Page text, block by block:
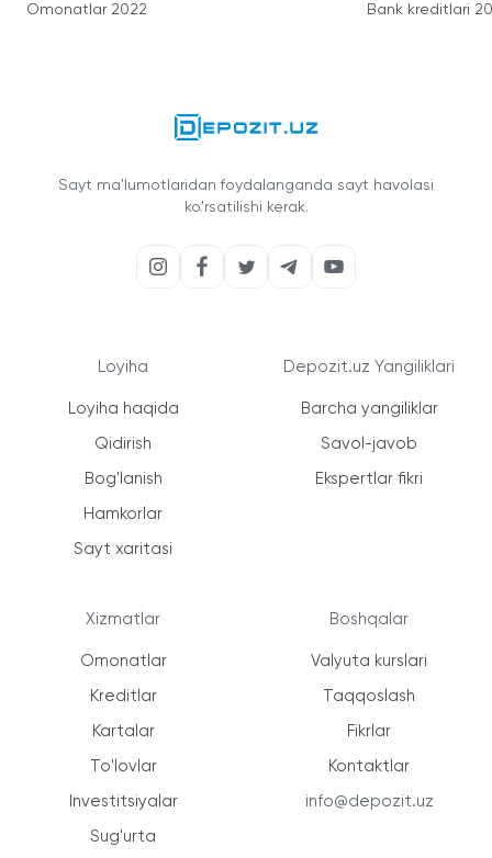
Omonatlar 2022 Bank kreditlari
Sayt ma'lumotlaridan foydalanganda sayt havolasi
ko'rsatilishi kerak.
Loyiha
Loyiha haqida
Qidirish
Bog'lanish
Hamkorlar
Sayt xaritasi
Xizmatlar
Omonatlar
Kreditlar
Kartalar
To'lovlar
Investitsiyalar
Sug'urta
Depozit.uz Yangiliklari
Barcha yangiliklar
Savol-javob
Ekspertlar fikri
Boshqalar
Valyuta kurslari
Taqqoslash
Fikrlar
Kontaktlar
info@depozit.uz